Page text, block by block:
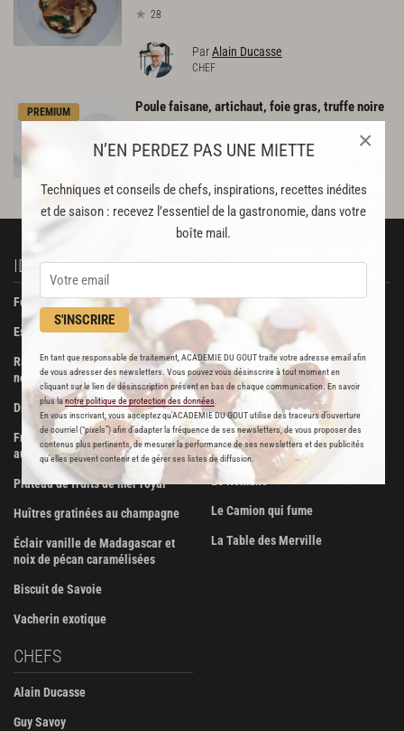
N’EN PERDEZ PAS UNE MIETTE
Techniques et conseils de chefs, inspirations, recettes inédites
et de saison : recevez l’essentiel de la gastronomie, dans votre
boîte mail.
S'INSCRIRE
En tant que responsable de traitement, ACADEMIE DU GOUT traite votre adresse email afin
de vous adresser des newsletters. Vous pouvez vous désinscrire à tout moment en
cliquant sur le lien de désinscription présent en bas de chaque communication. En savoir
plus lanotre politique de protection des données
En vous inscrivant, vous acceptez qu'ACADEMIE DU GOUT utilise des traceurs d’ouverture
de courriel (“pixels”) afin d’adapter la fréquence de ses newsletters, de vous proposer des
contenus plus pertinents, de mesurer la performance de ses newsletters et des publicités
qu’elles peuvent contenir et de gérer ses listes de diffusion.
×
28
ParAlain Ducasse
CHEF
PREMIUM Poulefaisane, artichaut, foiegras, truffenoire
IDÉES RECETTES
Foie gras de canard confit
Escalopes de foie gras poêlées
Ravioli de foie gras aux truffes
noires
Dinde farcie aux fruits secs
Fricassée de volaille de Bresse
aux morilles
Plateau de fruits de mer royal
Huîtres gratinées au champagne
Éclair vanille de Madagascar et
noix de pécan caramélisées
Biscuit de Savoie
Vacherin exotique
À DÉCOUVRIR
Beurre Bordier
La Pâtisserie des Rêves
Boucherie Metzger et André
Maison Viennet
Poissonnerie Vianey
Les Trois Dômes
Le Romano
Le Camion qui fume
La Table des Merville
CHEFS
Alain Ducasse
Guy Savoy